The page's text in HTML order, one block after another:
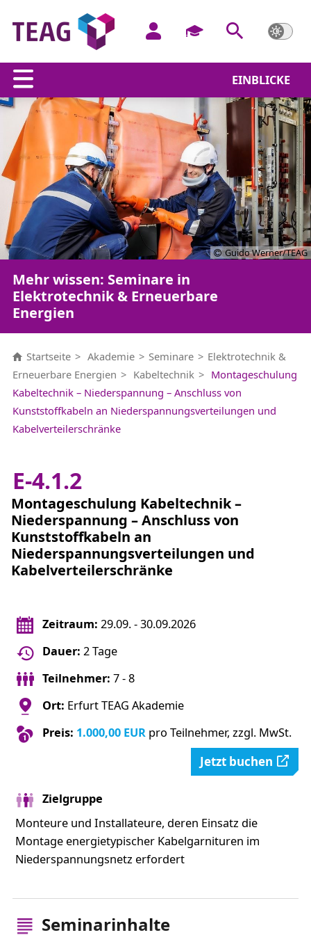
EINBLICKE
Guido Werner/TEAG
Mehr wissen: Seminare in
Elektrotechnik & Erneuerbare
Energien
Startseite Akademie Seminare
Elektrotechnik &
Erneuerbare Energien
Kabeltechnik
Montageschulung
Kabeltechnik – Niederspannung – Anschluss von
Kunststoffkabeln an Niederspannungsverteilungen und
Kabelverteilerschränke
E-4.1.2
Montageschulung Kabeltechnik –
Niederspannung – Anschluss von
Kunststoffkabeln an
Niederspannungsverteilungen und
Kabelverteilerschränke
Zeitraum: 29.09. - 30.09.2026
Dauer: 2 Tage
Teilnehmer: 7 - 8
Ort: Erfurt TEAG Akademie
Preis: 1.000,00 EURpro Teilnehmer, zzgl. MwSt.
Jetzt buchen
Zielgruppe
Monteure und Installateure, deren Einsatz die
Montage energietypischer Kabelgarnituren im
Niederspannungsnetz erfordert
Seminarinhalte